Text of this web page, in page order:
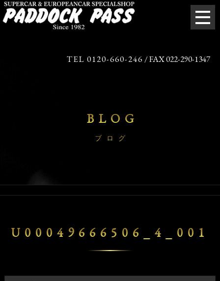
TEL 0120-660-246 / FAX 022-290-1347
BLOG
ブログ
U00049666506_4_001